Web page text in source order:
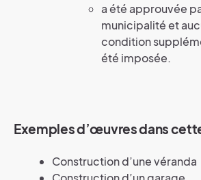
a été approuvée
municipalité et
condition
été imposée.
Exemples d’œuvres dans
Construction d’une véranda